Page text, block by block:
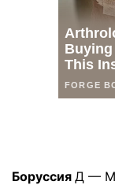
Боруссия Д —